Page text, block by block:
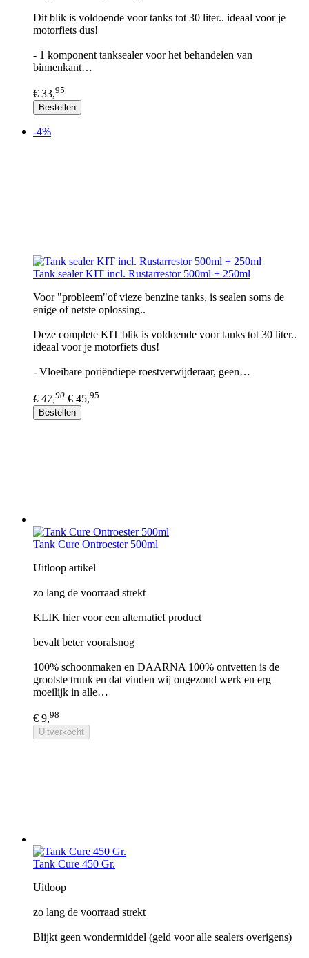
Dit blik is voldoende voor tanks tot 30 liter.. ideaal voor je
motorfiets dus!
- 1 komponent tanksealer voor het behandelen van
binnenkant…
€ 33,95
Bestellen
-4%
Tank sealer KIT incl. Rustarrestor 500ml + 250ml
Voor "probleem"of vieze benzine tanks, is sealen soms de
enige of netste oplossing..
Deze complete KIT blik is voldoende voor tanks tot 30 liter..
ideaal voor je motorfiets dus!
- Vloeibare poriëndiepe roestverwijderaar, geen…
€ 47, 90 € 45,95
Bestellen
Tank Cure Ontroester 500ml
Uitloop artikel
zo lang de voorraad strekt
KLIK hier voor een alternatief product
bevalt beter vooralsnog
100% schoonmaken en DAARNA 100% ontvetten is de
grootste truuk en dat vinden wij ongezond werk en erg
moeilijk in alle…
€ 9,98
Uitverkocht
Tank Cure 450 Gr.
Uitloop
zo lang de voorraad strekt
Blijkt geen wondermiddel (geld voor alle sealers overigens)